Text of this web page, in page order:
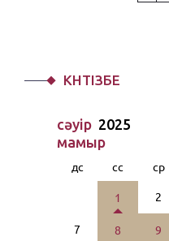
КҮНТІЗБЕ
сәуiр 2025
мамыр
дс сс ср
1 2
7 8 9